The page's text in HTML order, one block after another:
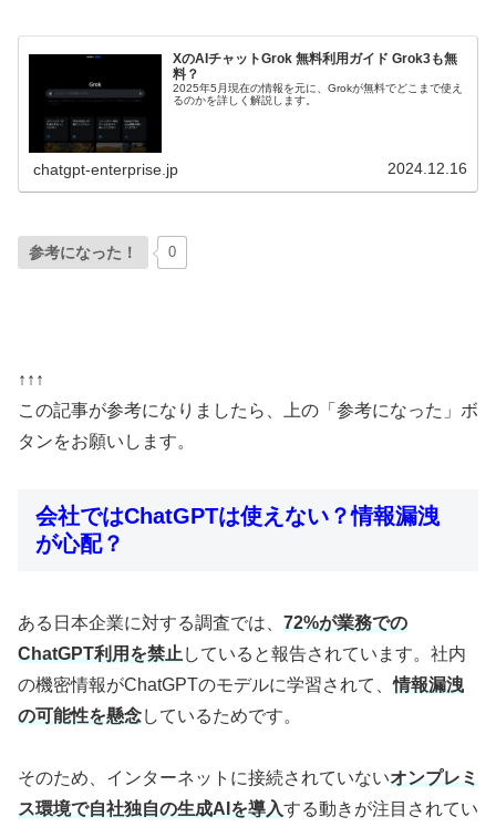
XのAIチャットGrok 無料利用ガイド Grok3も無
料？
2025年5月現在の情報を元に、Grokが無料でどこまで使え
るのかを詳しく解説します。
chatgpt-enterprise.jp 2024.12.16
参考になった！ 0
↑↑↑
この記事が参考になりましたら、上の「参考になった」ボ
タンをお願いします。
会社ではChatGPTは使えない？情報漏洩
が心配？
ある日本企業に対する調査では、 72%が業務での
ChatGPT利用を禁止 していると報告されています。社内
の機密情報がChatGPTのモデルに学習されて、情報漏洩
の可能性を懸念しているためです。
そのため、インターネットに接続されていないオンプレミ
ス環境で自社独自の生成AIを導入する動きが注目されてい